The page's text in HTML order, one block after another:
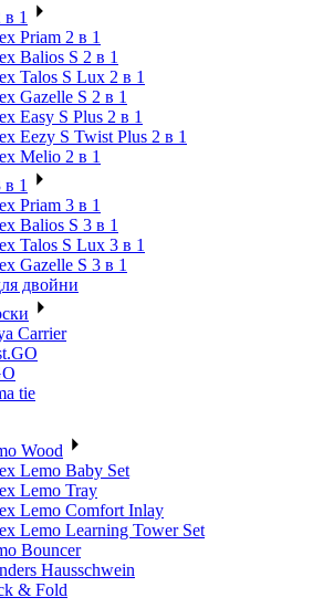
в 1
Priam 2 в 1
Balios S 2 в 1
Talos S Lux 2 в 1
Gazelle S 2 в 1
Easy S Plus 2 в 1
Eezy S Twist Plus 2 в 1
Melio 2 в 1
в 1
Priam 3 в 1
Balios S 3 в 1
Talos S Lux 3 в 1
Gazelle S 3 в 1
двойни
Carrier
tie
Wood
Lemo Baby Set
Lemo Tray
Lemo Comfort Inlay
Lemo Learning Tower Set
Bouncer
Hausschwein
& Fold